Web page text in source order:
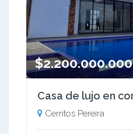
$2.200.000.000
Cerritos Pereira